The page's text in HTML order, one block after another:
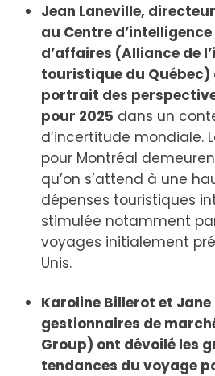
Jean Laneville,
au Centre d’intelligence
d’affaires (Alliance de
touristique du Québec)
portrait des
pour 2025 dans un
d’incertitude mondiale.
pour Montréal
qu’on s’attend à une
dépenses touristiques
stimulée notamment
voyages initialement
Unis.
Karoline Billerot et
gestionnaires de
Group) ont dévoilé les
tendances du voyage